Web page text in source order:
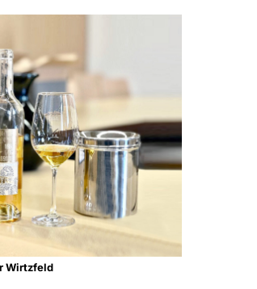
Wirtzfeld